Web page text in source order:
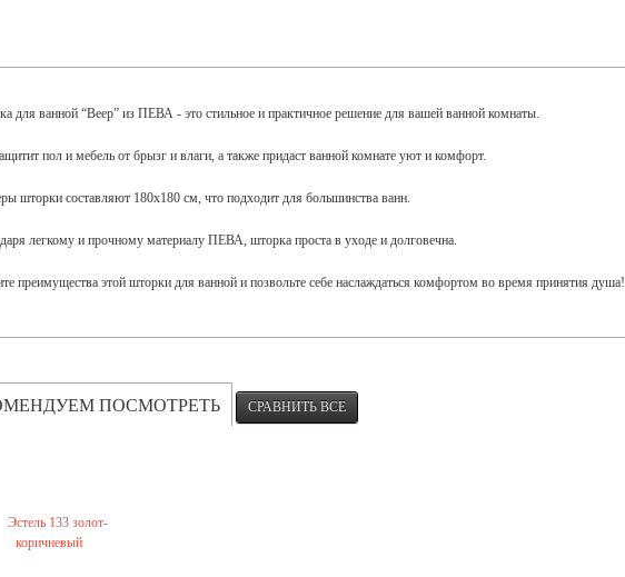
для ванной “Веер” из ПЕВА - это стильное и практичное решение для вашей ванной комнаты.
пол и мебель от брызг и влаги, а также придаст ванной комнате уют и комфорт.
шторки составляют 180x180 см, что подходит для большинства ванн.
легкому и прочному материалу ПЕВА, шторка проста в уходе и долговечна.
преимущества этой шторки для ванной и позвольте себе наслаждаться комфортом во время принятия душа!
ПОСМОТРЕТЬ